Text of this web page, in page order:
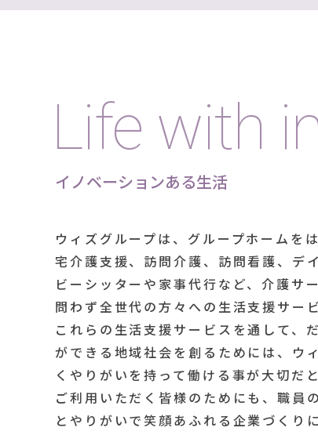
Life with
イノベーションある生活
ウィズグループは、グループホームを
宅介護支援、訪問介護、訪問看護、デ
ビーシッターや家事代行など、介護サ
問わず全世代の方々への生活支援サー
これらの生活支援サービスを通して、
ができる地域社会を創るためには、ウ
くやりがいを持って働ける事が大切だ
ご利用いただく皆様のためにも、職員
とやりがいで笑顔あふれる企業づくり